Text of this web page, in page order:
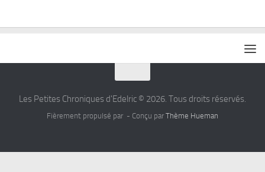
Les Petites Chroniques d'Edelric © 2026. Tous droits réservés.
Fièrement propulsé par - Conçu par Thème Hueman